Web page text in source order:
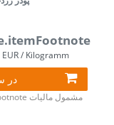
/ Kilogramm
در
مشمول مالیات